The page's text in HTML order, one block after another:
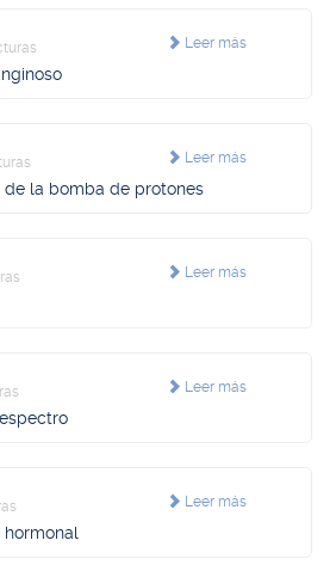
Leer más
Leer más
de la bomba de protones
Leer más
Leer más
Leer más